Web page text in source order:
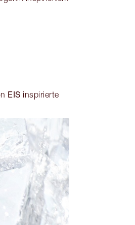
EIS inspirierte